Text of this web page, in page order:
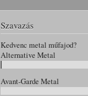
Szavazás
Kedvenc metal műfajod?
Alternative Metal
Avant-Garde Metal